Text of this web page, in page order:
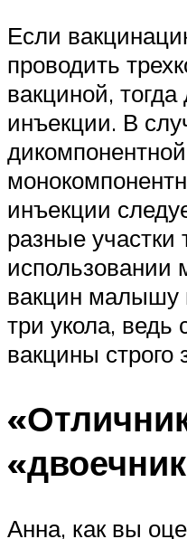
Если
проводить
вакциной,
инъекции. В
инъекции
разные участки
использовании
вакцин малышу
три укола, ведь
вакцины строго
Анна, как вы